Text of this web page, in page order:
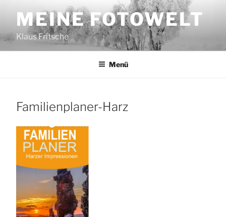
Inhalt
springenMEINE FOTOWELT
Klaus Fritsche
Menü
Familienplaner-Harz